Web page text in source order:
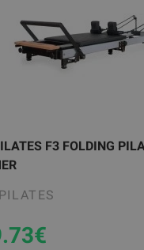
F3 FOLDING
€